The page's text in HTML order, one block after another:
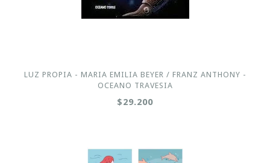
LUZ PROPIA - MARIA EMILIA BEYER / FRANZ ANTHONY -
OCEANO TRAVESIA
$29.200